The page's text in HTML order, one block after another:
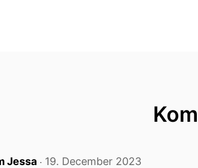
Jessa ‧ 19. December 2023